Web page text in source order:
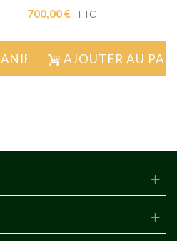
700,00 € TTC
AJOUTER AU